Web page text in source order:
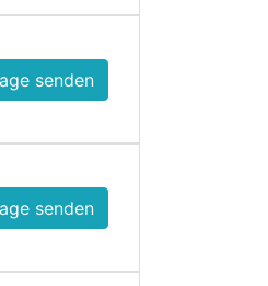
senden
senden